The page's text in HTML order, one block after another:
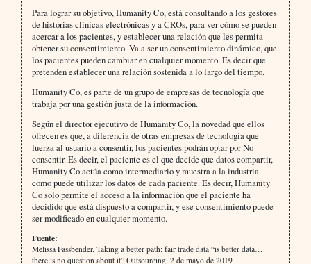
Para lograr su objetivo, Humanity Co, está consultando a los gestores
de historias clínicas electrónicas y a CROs, para ver cómo se pueden
acercar a los pacientes, y establecer una relación que les permita
obtener su consentimiento. Va a ser un consentimiento dinámico, que
los pacientes pueden cambiar en cualquier momento. Es decir que
pretenden establecer una relación sostenida a lo largo del tiempo.
Humanity Co, es parte de un grupo de empresas de tecnología que
trabaja por una gestión justa de la información.
Según el director ejecutivo de Humanity Co, la novedad que ellos
ofrecen es que, a diferencia de otras empresas de tecnología que
fuerza al usuario a consentir, los pacientes podrán optar por No
consentir. Es decir, el paciente es el que decide que datos compartir,
Humanity Co actúa como intermediario y muestra a la industria
como puede utilizar los datos de cada paciente. Es decir, Humanity
Co solo permite el acceso a la información que el paciente ha
decidido que está dispuesto a compartir, y ese consentimiento puede
ser modificado en cualquier momento.
Fuente:
Melissa Fassbender. Taking a better path: fair trade data “is better data…
there is no question about it” Outsourcing, 2 de mayo de 2019